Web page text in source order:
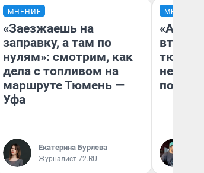
МНЕНИЕ
«Заезжаешь на
заправку, а там по
нулям»: смотрим, как
дела с топливом на
маршруте Тюмень —
Уфа
Екатерина Бурлева
Журналист 72.RU
МНЕНИЕ